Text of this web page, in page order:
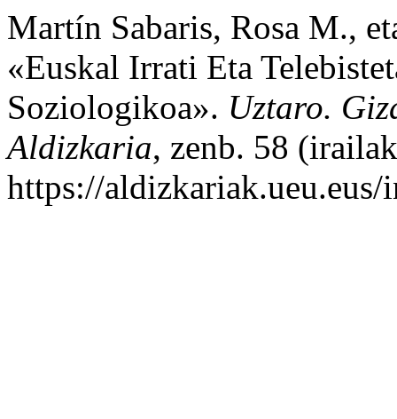
Martín Sabaris, Rosa M.,
«Euskal Irrati Eta
Soziologikoa». Uztaro.
Aldizkaria, zenb. 58
https://